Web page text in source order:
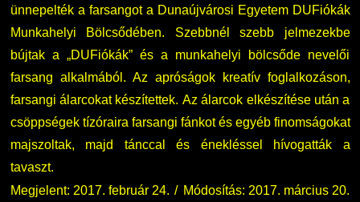
ünnepelték a farsangot a Dunaújvárosi Egyetem DUFiókák
Munkahelyi Bölcsődében. Szebbnél szebb jelmezekbe
bújtak a „DUFiókák” és a munkahelyi bölcsőde nevelői
farsang alkalmából. Az apróságok kreatív foglalkozáson,
farsangi álarcokat készítettek. Az álarcok elkészítése után a
csöppségek tízóraira farsangi fánkot és egyéb finomságokat
majszoltak, majd tánccal és énekléssel hívogatták a
tavaszt.
Megjelent: 2017. február 24.
Módosítás: 2017. március 20.